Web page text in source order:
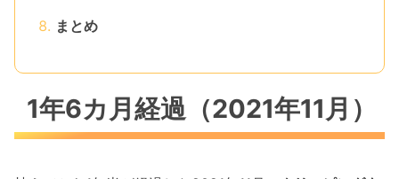
まとめ
1年6カ月経過（2021年11月）